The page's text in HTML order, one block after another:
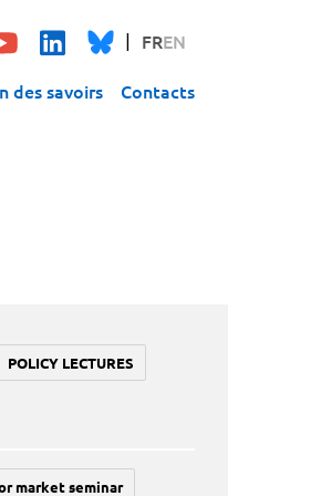
FREN
des savoirs Contacts
POLICY LECTURES
market seminar